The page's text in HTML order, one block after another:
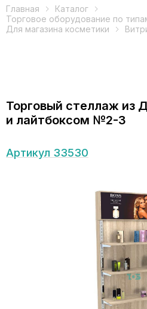
Главная
Каталог
Торговое оборудование по
Для магазина косметики
Торговый стеллаж из
и лайтбоксом №2-3
Артикул 33530